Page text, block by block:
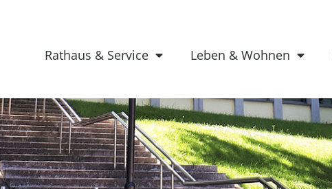
Rathaus & Service Leben & Wohnen